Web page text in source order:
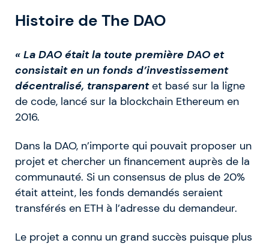
Histoire de The DAO
« La DAO était la toute première DAO et
consistait en un fonds d’investissement
décentralisé, transparentet basé sur la ligne
de code, lancé sur la blockchain Ethereum en
2016.
Dans la DAO, n’importe qui pouvait proposer un
projet et chercher un financement auprès de la
communauté. Si un consensus de plus de 20%
était atteint, les fonds demandés seraient
transférés en ETH à l’adresse du demandeur.
Le projet a connu un grand succès puisque plus